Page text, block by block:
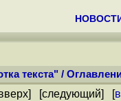
текста" /
] [следующий] [